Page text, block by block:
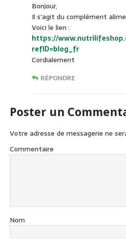
Bonjour,
Il s’agit du complément
Voici le lien :
https://
refID=blog_fr
Cordialement
RÉPONDRE
Poster un
Votre adresse de messagerie ne
Commentaire
Nom